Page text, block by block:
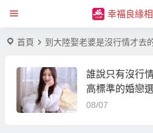
幸福良緣
首頁 到大陸娶老婆是沒行情才去
誰說只有沒行
高標準的婚戀選
08/07